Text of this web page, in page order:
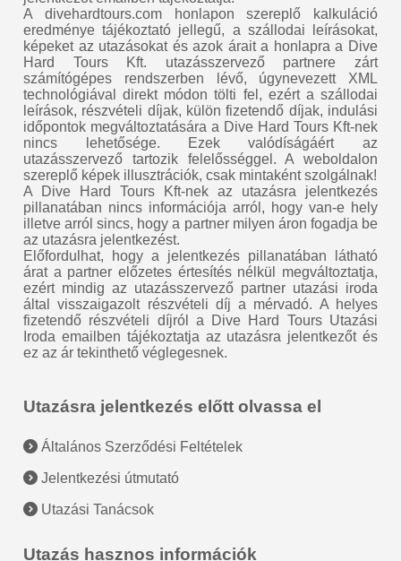
A divehardtours.com honlapon szereplő kalkuláció
eredménye tájékoztató jellegű, a szállodai leírásokat,
képeket az utazásokat és azok árait a honlapra a Dive
Hard Tours Kft. utazásszervező partnere zárt
számítógépes rendszerben lévő, úgynevezett XML
technológiával direkt módon tölti fel, ezért a szállodai
leírások, részvételi díjak, külön fizetendő díjak, indulási
időpontok megváltoztatására a Dive Hard Tours Kft-nek
nincs lehetősége. Ezek valódíságáért az
utazásszervező tartozik felelősséggel. A weboldalon
szereplő képek illusztrációk, csak mintaként szolgálnak!
A Dive Hard Tours Kft-nek az utazásra jelentkezés
pillanatában nincs információja arról, hogy van-e hely
illetve arról sincs, hogy a partner milyen áron fogadja be
az utazásra jelentkezést.
Előfordulhat, hogy a jelentkezés pillanatában látható
árat a partner előzetes értesítés nélkül megváltoztatja,
ezért mindig az utazásszervező partner utazási iroda
által visszaigazolt részvételi díj a mérvadó. A helyes
fizetendő részvételi díjról a Dive Hard Tours Utazási
Iroda emailben tájékoztatja az utazásra jelentkezőt és
ez az ár tekinthető véglegesnek.
Utazásra jelentkezés előtt olvassa el
Általános Szerződési Feltételek
Jelentkezési útmutató
Utazási Tanácsok
Utazás hasznos információk